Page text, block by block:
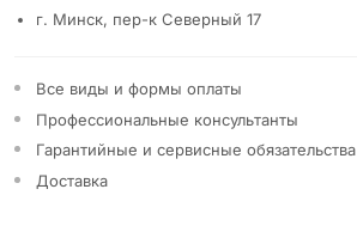
г. Минск, пер-к Северный 17
Все виды и формы оплаты
Профессиональные консультанты
Гарантийные и сервисные обязательства
Доставка